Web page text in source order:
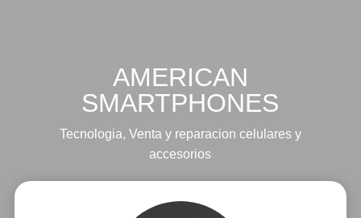
AMERICAN
SMARTPHONES
Tecnologia, Venta y reparacion celulares y
accesorios